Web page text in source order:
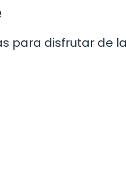
para disfrutar de la